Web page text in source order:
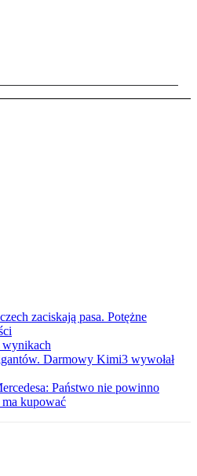
zaciskają pasa. Potężne
wynikach
Darmowy Kimi3 wywołał
Państwo nie powinno
kupować